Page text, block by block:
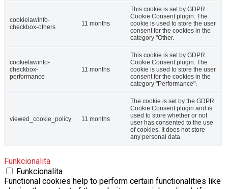
cookielawinfo-
checkbox-others
11 months
This cookie is set by GDPR
Cookie Consent plugin. The
cookie is used to store the user
consent for the cookies in the
category "Other.
cookielawinfo-
checkbox-
performance
11 months
This cookie is set by GDPR
Cookie Consent plugin. The
cookie is used to store the user
consent for the cookies in the
category "Performance".
viewed_cookie_policy 11 months
The cookie is set by the GDPR
Cookie Consent plugin and is
used to store whether or not
user has consented to the use
of cookies. It does not store
any personal data.
Funkcionalita
Funkcionalita
Functional cookies help to perform certain functionalities like